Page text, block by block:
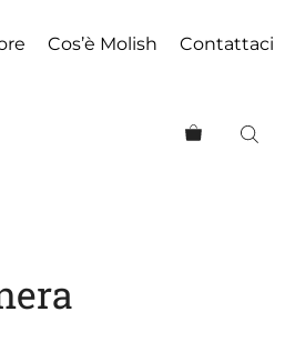
Cos’è Molish Contattaci